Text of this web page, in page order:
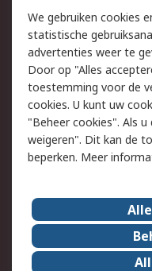
Track & Trace
Wettelijk
Cookiebeleid
Privacybeleid -
Bijgewerkt
Algemene
Over RS
RS Group
RS wereldwijd
We gebruiken cookies
statistische
advertenties weer te
Door op "Alles
toestemming voor de
cookies. U kunt uw
"Beheer cookies". Als
weigeren". Dit kan de
beperken. Meer